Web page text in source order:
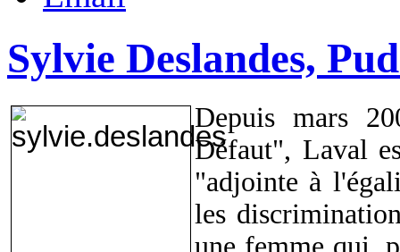
Sylvie Deslandes,
Depuis mars
Défaut", Laval
"adjointe à
les